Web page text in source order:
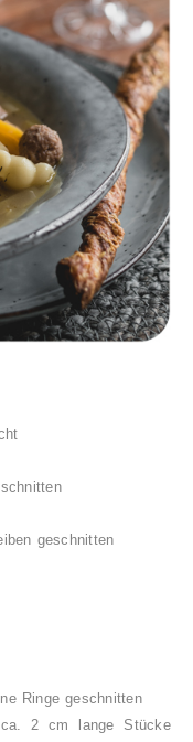
geschnitten
Ringe geschnitten
2 cm lange Stücke